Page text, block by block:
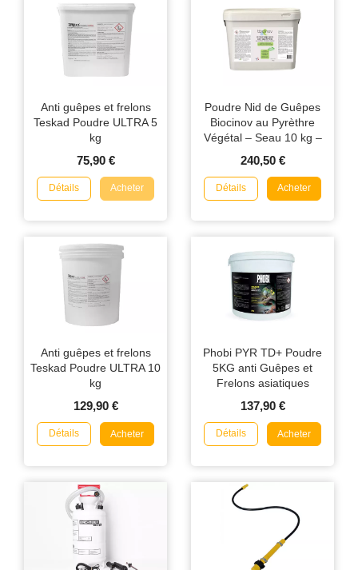
Anti guêpes et frelons
Teskad Poudre ULTRA 5
kg
75,90 €
Détails Acheter
Poudre Nid de Guêpes
Biocinov au Pyrèthre
Végétal – Seau 10 kg –
240,50 €
Détails Acheter
Anti guêpes et frelons
Teskad Poudre ULTRA 10
kg
129,90 €
Détails Acheter
Phobi PYR TD+ Poudre
5KG anti Guêpes et
Frelons asiatiques
137,90 €
Détails Acheter